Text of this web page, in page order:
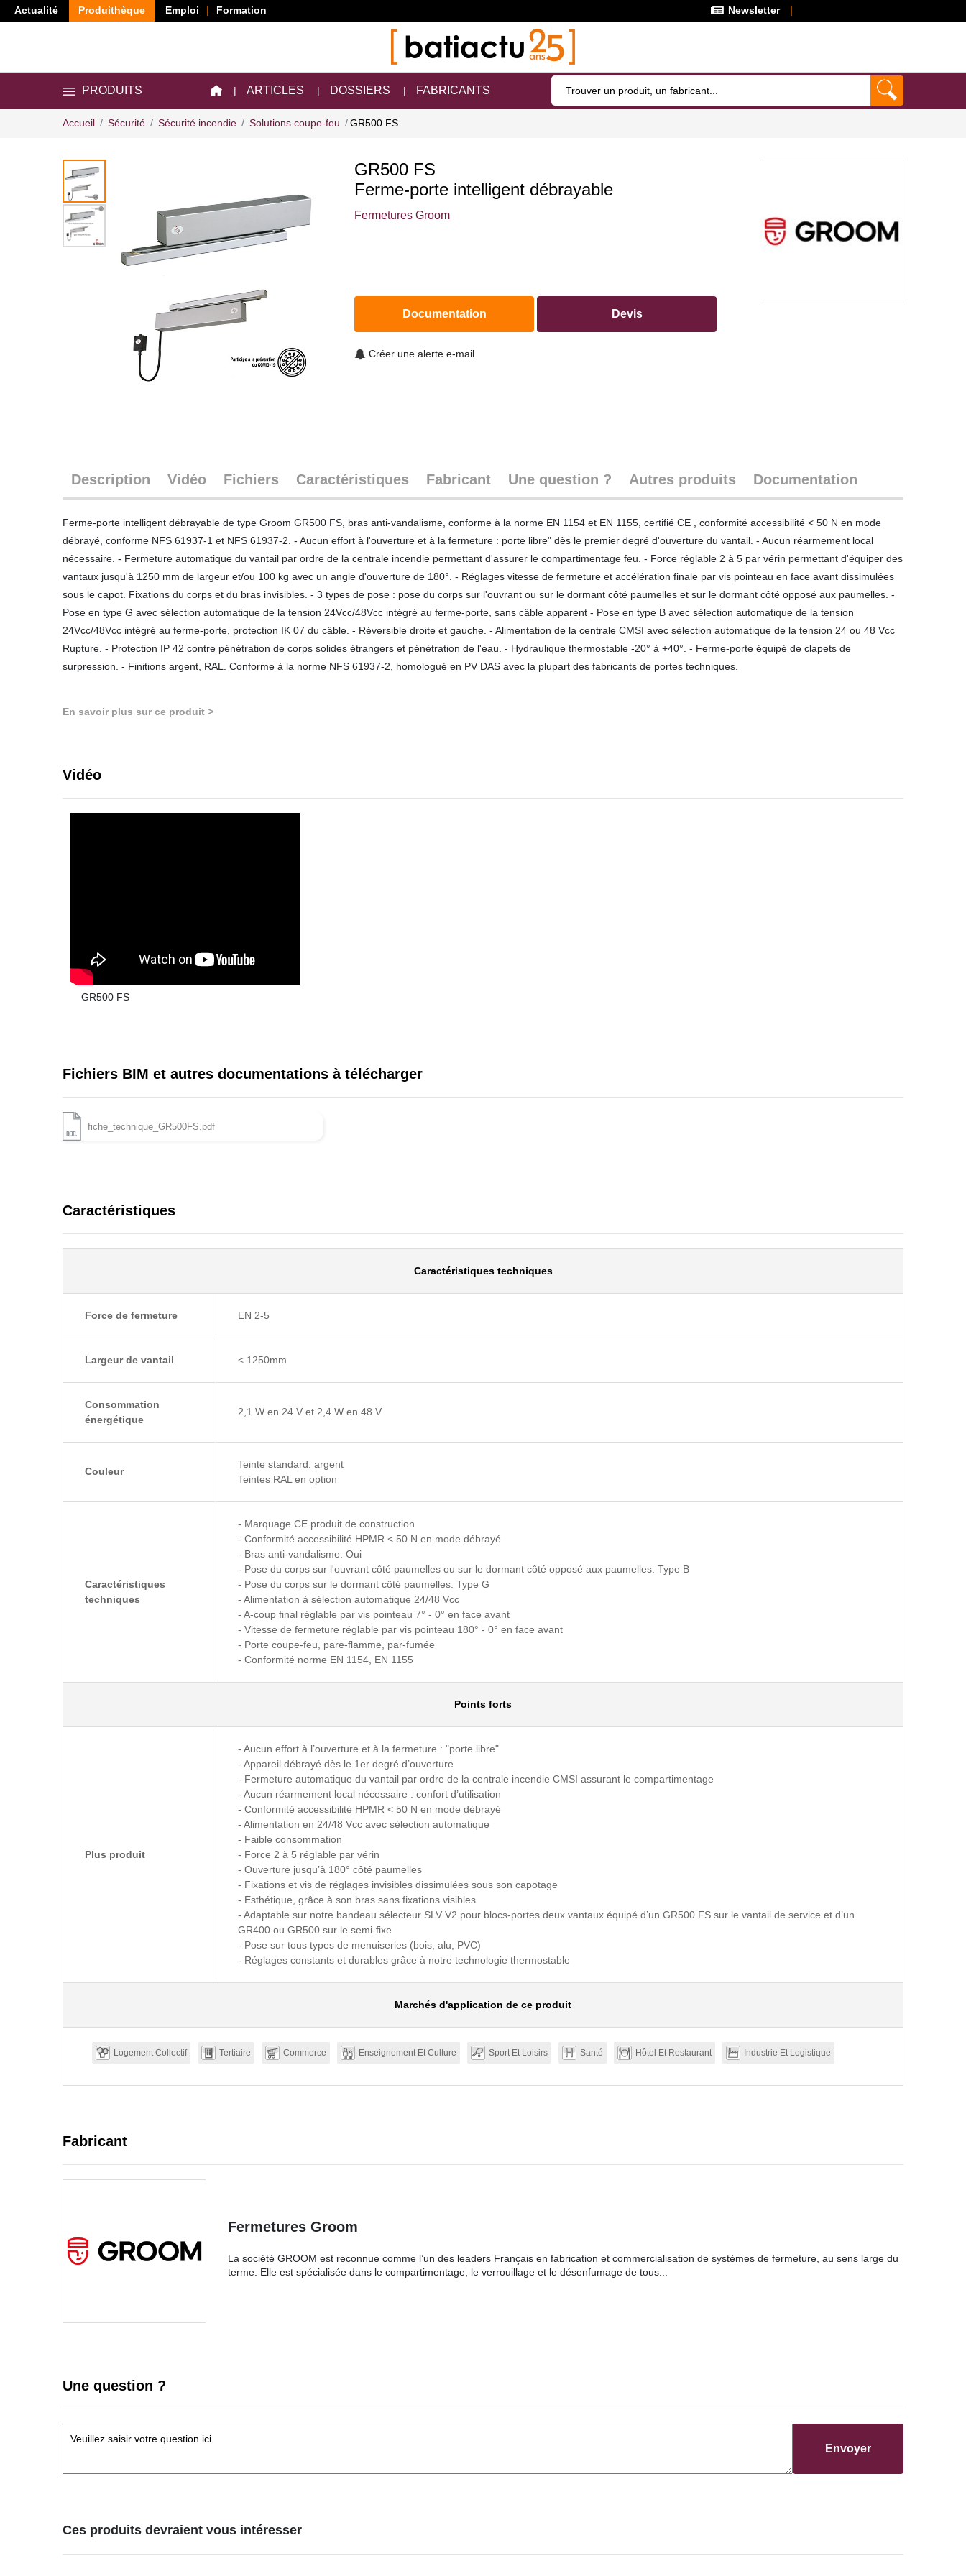
Actualité Produithèque Emploi Formation Newsletter
PRODUITS ARTICLES DOSSIERS FABRICANTS
Accueil Sécurité Sécurité incendie Solutions coupe-feu GR500 FS
GR500 FS
Ferme-porte intelligent débrayable
Fermetures Groom
Documentation Devis
Créer une alerte e-mail
Description Vidéo Fichiers Caractéristiques Fabricant Une question ? Autres produits Documentation
Ferme-porte intelligent débrayable de type Groom GR500 FS, bras anti-vandalisme, conforme à la norme EN 1154 et EN 1155, certifié CE , conformité accessibilité < 50 N en mode
débrayé, conforme NFS 61937-1 et NFS 61937-2. - Aucun effort à l'ouverture et à la fermeture : porte libre" dès le premier degré d'ouverture du vantail. - Aucun réarmement local
nécessaire. - Fermeture automatique du vantail par ordre de la centrale incendie permettant d'assurer le compartimentage feu. - Force réglable 2 à 5 par vérin permettant d'équiper des
vantaux jusqu'à 1250 mm de largeur et/ou 100 kg avec un angle d'ouverture de 180°. - Réglages vitesse de fermeture et accélération finale par vis pointeau en face avant dissimulées
sous le capot. Fixations du corps et du bras invisibles. - 3 types de pose : pose du corps sur l'ouvrant ou sur le dormant côté paumelles et sur le dormant côté opposé aux paumelles. -
Pose en type G avec sélection automatique de la tension 24Vcc/48Vcc intégré au ferme-porte, sans câble apparent - Pose en type B avec sélection automatique de la tension
24Vcc/48Vcc intégré au ferme-porte, protection IK 07 du câble. - Réversible droite et gauche. - Alimentation de la centrale CMSI avec sélection automatique de la tension 24 ou 48 Vcc
Rupture. - Protection IP 42 contre pénétration de corps solides étrangers et pénétration de l'eau. - Hydraulique thermostable -20° à +40°. - Ferme-porte équipé de clapets de
surpression. - Finitions argent, RAL. Conforme à la norme NFS 61937-2, homologué en PV DAS avec la plupart des fabricants de portes techniques.
En savoir plus sur ce produit >
Vidéo
GR500 FS
Fichiers BIM et autres documentations à télécharger
fiche_technique_GR500FS.pdf
Caractéristiques
Caractéristiques techniques
Force de fermeture EN 2-5
Largeur de vantail < 1250mm
Consommation
énergétique
2,1 W en 24 V et 2,4 W en 48 V
Couleur
Teinte standard: argent
Teintes RAL en option
Caractéristiques
techniques
- Marquage CE produit de construction
- Conformité accessibilité HPMR < 50 N en mode débrayé
- Bras anti-vandalisme: Oui
- Pose du corps sur l'ouvrant côté paumelles ou sur le dormant côté opposé aux paumelles: Type B
- Pose du corps sur le dormant côté paumelles: Type G
- Alimentation à sélection automatique 24/48 Vcc
- A-coup final réglable par vis pointeau 7° - 0° en face avant
- Vitesse de fermeture réglable par vis pointeau 180° - 0° en face avant
- Porte coupe-feu, pare-flamme, par-fumée
- Conformité norme EN 1154, EN 1155
Points forts
Plus produit
- Aucun effort à l’ouverture et à la fermeture : "porte libre"
- Appareil débrayé dès le 1er degré d’ouverture
- Fermeture automatique du vantail par ordre de la centrale incendie CMSI assurant le compartimentage
- Aucun réarmement local nécessaire : confort d’utilisation
- Conformité accessibilité HPMR < 50 N en mode débrayé
- Alimentation en 24/48 Vcc avec sélection automatique
- Faible consommation
- Force 2 à 5 réglable par vérin
- Ouverture jusqu’à 180° côté paumelles
- Fixations et vis de réglages invisibles dissimulées sous son capotage
- Esthétique, grâce à son bras sans fixations visibles
- Adaptable sur notre bandeau sélecteur SLV V2 pour blocs-portes deux vantaux équipé d’un GR500 FS sur le vantail de service et d’un
GR400 ou GR500 sur le semi-fixe
- Pose sur tous types de menuiseries (bois, alu, PVC)
- Réglages constants et durables grâce à notre technologie thermostable
Marchés d'application de ce produit
Logement Collectif Tertiaire Commerce Enseignement Et Culture Sport Et Loisirs Santé Hôtel Et Restaurant Industrie Et Logistique
Fabricant
Fermetures Groom
La société GROOM est reconnue comme l’un des leaders Français en fabrication et commercialisation de systèmes de fermeture, au sens large du
terme. Elle est spécialisée dans le compartimentage, le verrouillage et le désenfumage de tous...
Une question ?
Envoyer
Ces produits devraient vous intéresser